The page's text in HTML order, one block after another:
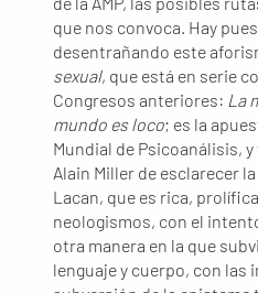
que nos convoca. Hay
desentrañando este
sexual, que está en serie
Congresos anteriores: La
mundo es loco; es la
Mundial de Psicoanálisis,
Alain Miller de esclarecer
Lacan, que es rica,
neologismos, con el
otra manera en la que
lenguaje y cuerpo, con las